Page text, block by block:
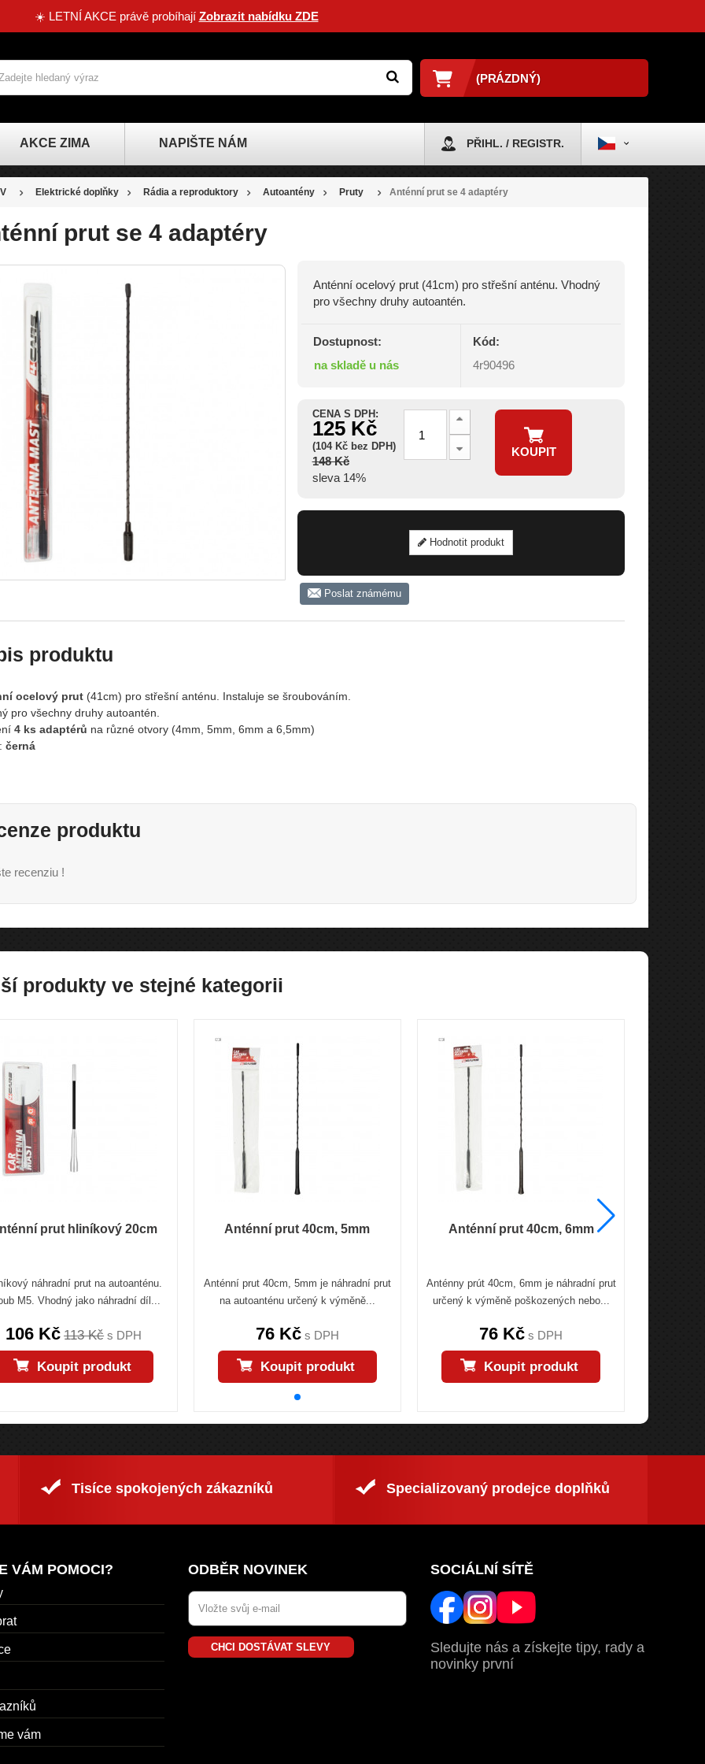
☀️ LETNÍ AKCE právě probíhají Zobrazit nabídku ZDE
(PRÁZDNÝ)
AKCE ZIMA NAPIŠTE NÁM PŘIHL. / REGISTR.
Elektrické doplňky Rádia a reproduktory Autoantény Pruty Anténní prut se 4 adaptéry
prut se 4 adaptéry
SLEVA
-22 KČ
Anténní ocelový prut (41cm) pro střešní anténu. Vhodný
pro všechny druhy autoantén.
Dostupnost:
na skladě u nás
Kód:
4r90496
CENA S DPH:
125 Kč
(104 Kč bez DPH)
148 Kč
sleva 14%
KOUPIT
Hodnotit produkt
Poslat známému
produktu
ocelový prut(41cm) pro střešní anténu. Instaluje se šroubováním.
pro všechny druhy autoantén.
4 ks adaptérů na různé otvory (4mm, 5mm, 6mm a 6,5mm)
černá
produktu
recenziu !
produkty ve stejné kategorii
prut hliníkový 20cm
náhradní prut na autoanténu.
M5. Vhodný jako náhradní díl...
106 Kč 113 Kč s DPH
Koupit produkt
Anténní prut 40cm, 5mm
Anténní prut 40cm, 5mm je náhradní prut
na autoanténu určený k výměně...
76 Kčs DPH
Koupit produkt
Anténní prut 40cm, 6mm
Anténny prút 40cm, 6mm je náhradní prut
určený k výměně poškozených nebo...
76 Kč s DPH
Koupit produkt
Tisíce spokojených zákazníků Specializovaný prodejce doplňků
VÁM POMOCI?
vám
ODBĚR NOVINEK
CHCI DOSTÁVAT SLEVY
SOCIÁLNÍ SÍTĚ
Sledujte nás a získejte tipy, rady a
novinky první